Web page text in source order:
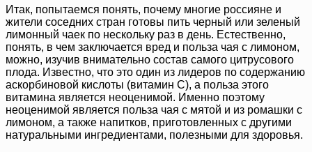
Итак, попытаемся понять, почему многие россияне и
жители соседних стран готовы пить черный или зеленый
лимонный чаек по нескольку раз в день. Естественно,
понять, в чем заключается вред и польза чая с лимоном,
можно, изучив внимательно состав самого цитрусового
плода. Известно, что это один из лидеров по содержанию
аскорбиновой кислоты (витамин С), а польза этого
витамина является неоценимой. Именно поэтому
неоценимой является польза чая с мятой и из ромашки с
лимоном, а также напитков, приготовленных с другими
натуральными ингредиентами, полезными для здоровья.